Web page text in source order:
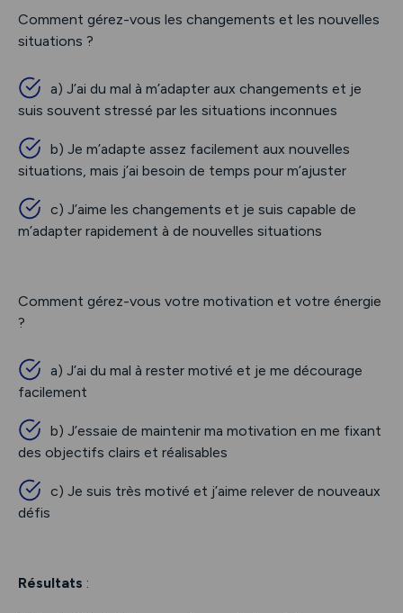
Comment gérez-vous les changements et les nouvelles
situations ?
a) J’ai du mal à m’adapter aux changements et je
suis souvent stressé par les situations inconnues
b) Je m’adapte assez facilement aux nouvelles
situations, mais j’ai besoin de temps pour m’ajuster
c) J’aime les changements et je suis capable de
m’adapter rapidement à de nouvelles situations
Comment gérez-vous votre motivation et votre énergie
?
a) J’ai du mal à rester motivé et je me décourage
facilement
b) J’essaie de maintenir ma motivation en me fixant
des objectifs clairs et réalisables
c) Je suis très motivé et j’aime relever de nouveaux
défis
Résultats :